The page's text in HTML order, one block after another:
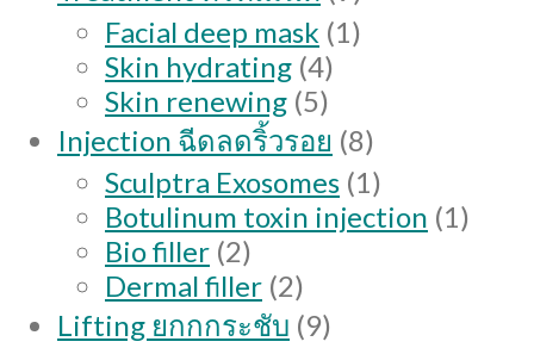
products
Facial deep mask 1 1
Skin hydrating 44
products
Skin renewing 55
products
Injection ฉีดลดริ้วรอย 88
products
Sculptra Exosomes 1 1
product
Botulinum toxin injection 1 1
Bio filler 22
products
Dermal filler 22
products
Lifting ยกกกระชับ 99